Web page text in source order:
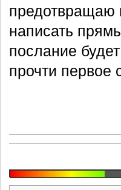
предотвращаю
написать
послание
прочти первое